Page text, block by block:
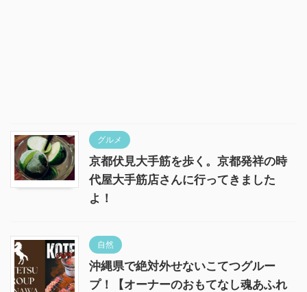
グルメ
京都伏見大手筋を歩く。京都発祥の時
代屋大手筋店さんに行ってきました
よ！
自然
沖縄県で絶対外せないこてつグルー
プ！【オーナーのおもてなし魂あふれ